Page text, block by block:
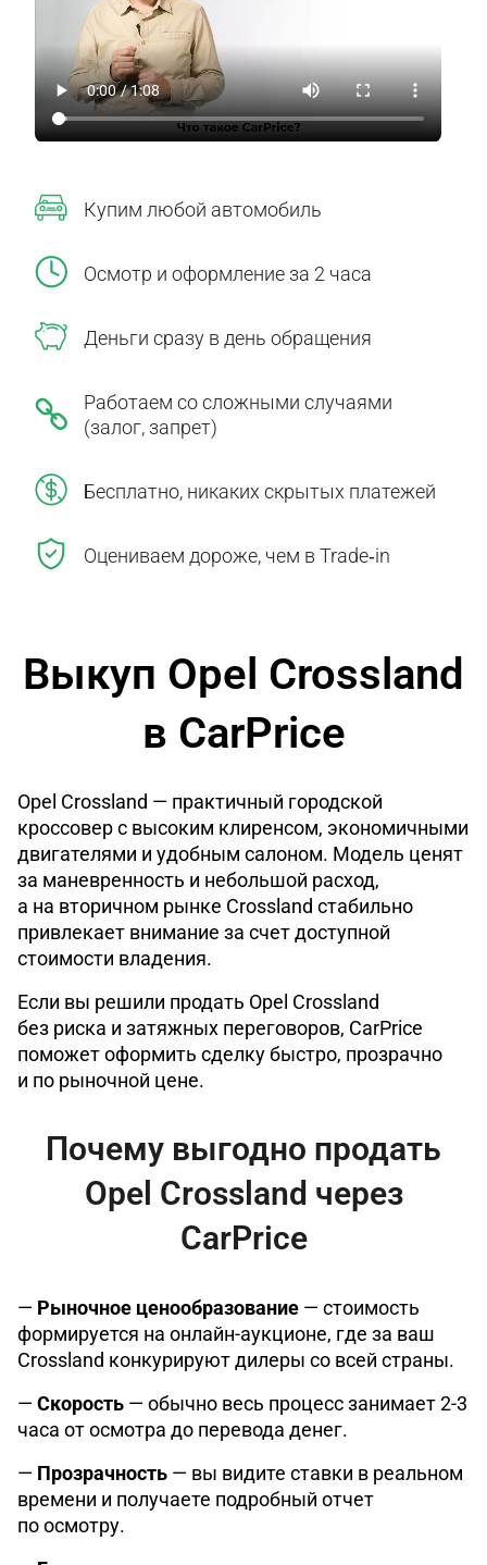
Купим любой автомобиль
Осмотр и оформление за 2 часа
Деньги сразу в день обращения
Работаем со сложными случаями
(залог, запрет)
Бесплатно, никаких скрытых платежей
Оцениваем дороже, чем в Trade‑in
Выкуп Opel Crossland
в CarPrice
Opel Crossland — практичный городской
кроссовер с высоким клиренсом, экономичными
двигателями и удобным салоном. Модель ценят
за маневренность и небольшой расход,
а на вторичном рынке Crossland стабильно
привлекает внимание за счет доступной
стоимости владения.
Если вы решили продать Opel Crossland
без риска и затяжных переговоров, CarPrice
поможет оформить сделку быстро, прозрачно
и по рыночной цене.
Почему выгодно продать
Opel Crossland через
CarPrice
— Рыночное ценообразование — стоимость
формируется на онлайн-аукционе, где за ваш
Crossland конкурируют дилеры со всей страны.
— Скорость — обычно весь процесс занимает 2-3
часа от осмотра до перевода денег.
— Прозрачность — вы видите ставки в реальном
времени и получаете подробный отчет
по осмотру.